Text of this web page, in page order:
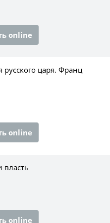
online
царя. Франц
online
власть
online